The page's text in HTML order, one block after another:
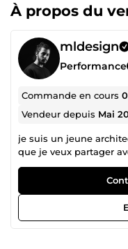
À propos du
mldesign
Performance
Commande en cours0
Vendeur depuis Mai
je suis un jeune
que je veux partager